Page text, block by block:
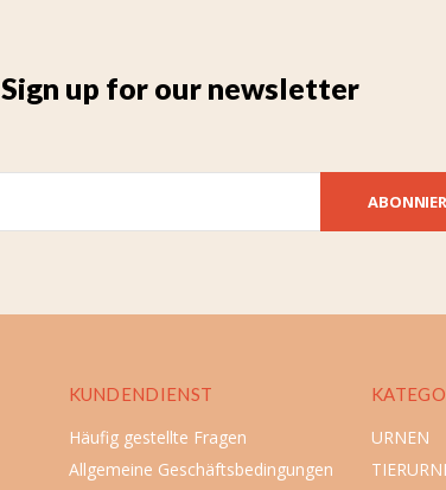
Sign up for our newsletter
KUNDENDIENST
Häufig gestellte Fragen
Allgemeine Geschäftsbedingungen
URNEN